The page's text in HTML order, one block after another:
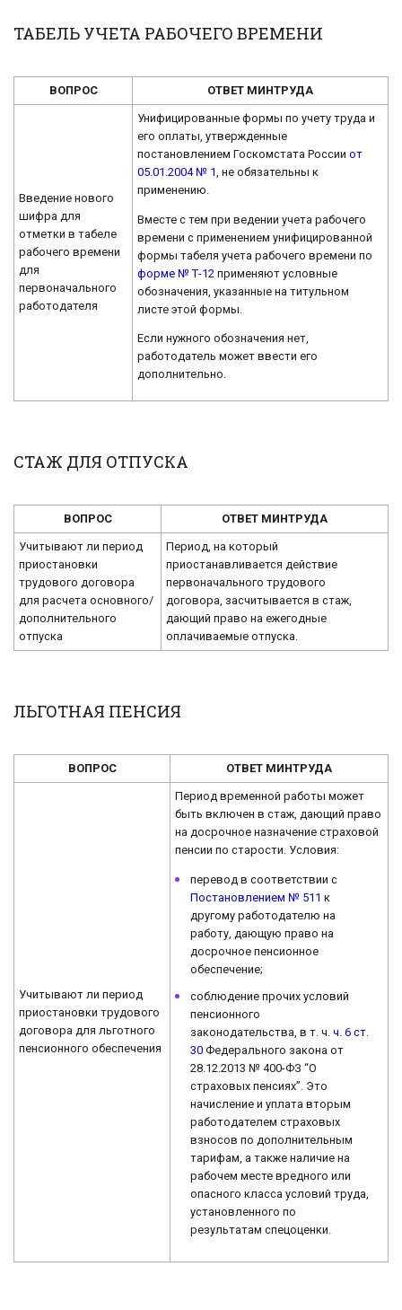
ТАБЕЛЬ УЧЕТА РАБОЧЕГО ВРЕМЕНИ
ВОПРОС ОТВЕТ МИНТРУДА
Введение нового
шифра для
отметки в табеле
рабочего времени
для
первоначального
работодателя
Унифицированные формы по учету труда и
его оплаты, утвержденные
постановлением Госкомстата Россииот
05.01.2004 № 1 , не обязательны к
применению.
Вместе с тем при ведении учета рабочего
времени с применением унифицированной
формы табеля учета рабочего времени по
форме № Т-12 применяют условные
обозначения, указанные на титульном
листе этой формы.
Если нужного обозначения нет,
работодатель может ввести его
дополнительно.
СТАЖ ДЛЯ ОТПУСКА
ВОПРОС ОТВЕТ МИНТРУДА
Учитывают ли период
приостановки
трудового договора
для расчета основного/
дополнительного
отпуска
Период, на который
приостанавливается действие
первоначального трудового
договора, засчитывается в стаж,
дающий право на ежегодные
оплачиваемые отпуска.
ЛЬГОТНАЯ ПЕНСИЯ
ВОПРОС ОТВЕТ МИНТРУДА
Учитывают ли период
приостановки трудового
договора для льготного
пенсионного обеспечения
Период временной работы может
быть включен в стаж, дающий право
на досрочное назначение страховой
пенсии по старости. Условия:
перевод в соответствии с
Постановлением № 511 к
другому работодателю на
работу, дающую право на
досрочное пенсионное
обеспечение;
соблюдение прочих условий
пенсионного
законодательства, в т. ч.ч. 6 ст.
30 Федерального закона от
28.12.2013 № 400-ФЗ “О
страховых пенсиях”. Это
начисление и уплата вторым
работодателем страховых
взносов по дополнительным
тарифам, а также наличие на
рабочем месте вредного или
опасного класса условий труда,
установленного по
результатам спецоценки.